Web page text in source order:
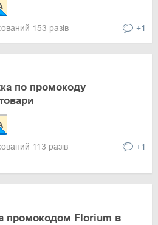
153 разів +1
по промокоду
113 разів +1
промокодом Florium в